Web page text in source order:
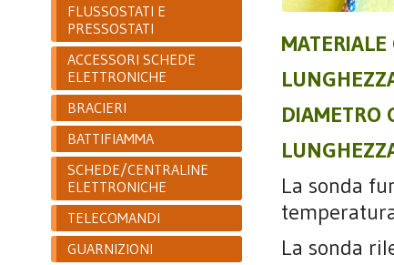
DIAMETRO
La sonda
La sonda
FLUSSOSTATI E
PRESSOSTATI
ACCESSORI SCHEDE
ELETTRONICHE
BRACIERI
BATTIFIAMMA
SCHEDE/CENTRALINE
ELETTRONICHE
TELECOMANDI
GUARNIZIONI